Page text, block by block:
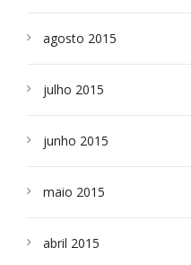
agosto 2015
julho 2015
junho 2015
maio 2015
abril 2015